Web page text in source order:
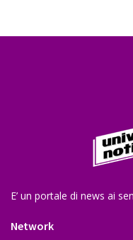
E’ un portale di news ai
Network